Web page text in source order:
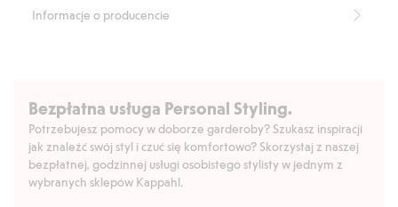
Informacje o producencie
Bezpłatna usługa Personal Styling.
Potrzebujesz pomocy w doborze garderoby? Szukasz inspiracji
jak znaleźć swój styl i czuć się komfortowo? Skorzystaj z naszej
bezpłatnej, godzinnej usługi osobistego stylisty w jednym z
wybranych sklepów Kappahl.